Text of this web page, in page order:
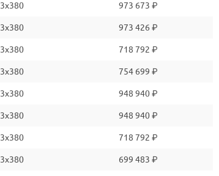
3x380 973 673 ₽
3x380 973 426 ₽
3x380 718 792 ₽
3x380 754 699 ₽
3x380 948 940 ₽
3x380 948 940 ₽
3x380 718 792 ₽
3x380 699 483 ₽